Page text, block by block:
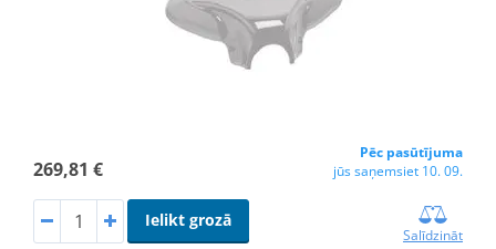
269,81 €
Pēc pasūtījuma
jūs saņemsiet 10. 09.
Ielikt grozā
Salīdzināt